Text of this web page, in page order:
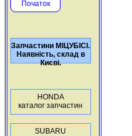
Початок
Запчастини МІЦУБІСІ.
Наявність, склад в
Києві.
HONDA
каталог запчастин
SUBARU